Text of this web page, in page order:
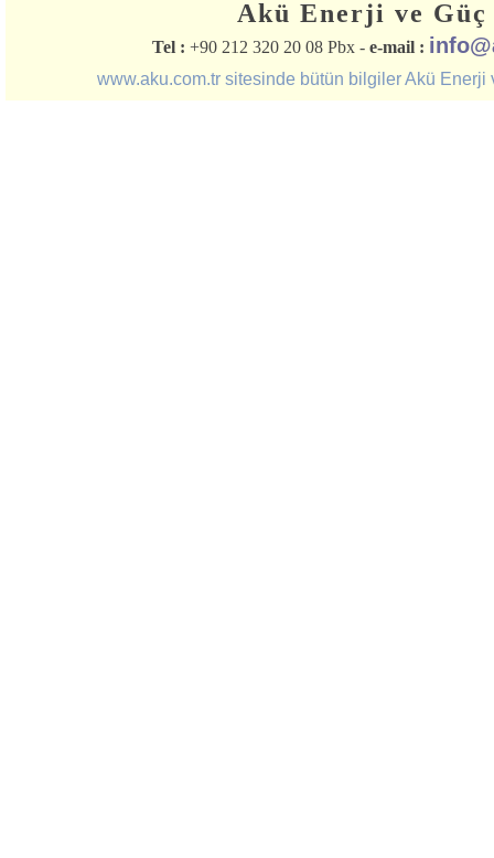
Akü Enerji ve
Tel : +90 212 320 20 08 Pbx - e-mail :
www.aku.com.tr sitesinde bütün bilgiler Akü